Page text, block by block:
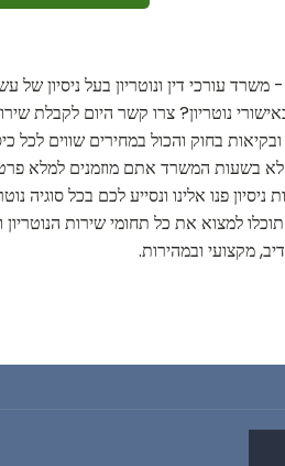
- משרד עורכי דין ונוטריון בעל
נוטריון? צרו קשר היום לקבלת
ובקיאות בחוק והכול במחירים שווים
לא בשעות המשרד אתם מוזמנים למלא
פנו אלינו ונסייע לכם בכל סוגיה
תוכלו למצוא את כל תחומי שירות
מקצועי ובמהירות.